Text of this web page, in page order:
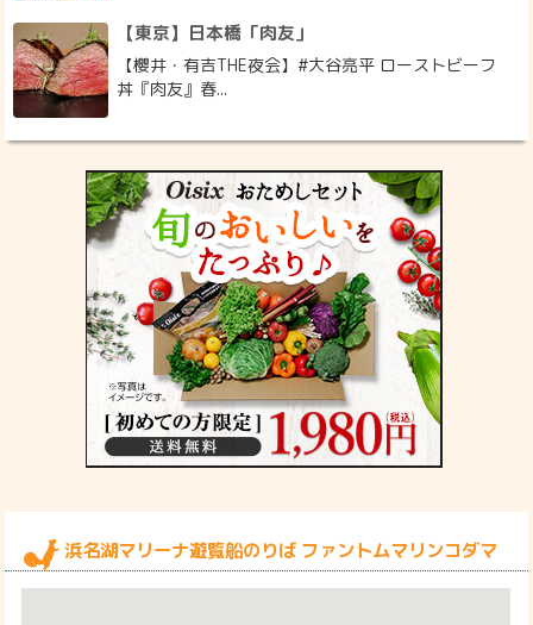
【東京】日本橋「肉友」
【櫻井・有吉THE夜会】#大谷亮平 ローストビーフ
丼『肉友』春...
浜名湖マリーナ遊覧船のりば ファントムマリンコダマ